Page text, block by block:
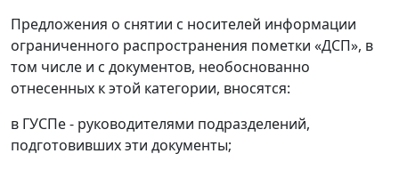
Предложения о снятии с носителей информации
ограниченного распространения пометки «ДСП», в
том числе и с документов, необоснованно
отнесенных к этой категории, вносятся:
в ГУСПе - руководителями подразделений,
подготовивших эти документы;